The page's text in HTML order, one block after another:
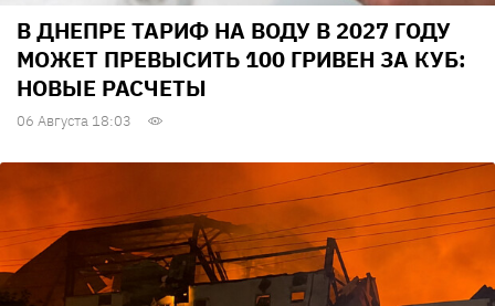
В ДНЕПРЕ ТАРИФ НА ВОДУ В 2027 ГОДУ
МОЖЕТ ПРЕВЫСИТЬ 100 ГРИВЕН ЗА КУБ:
НОВЫЕ РАСЧЕТЫ
06 Августа 18:03